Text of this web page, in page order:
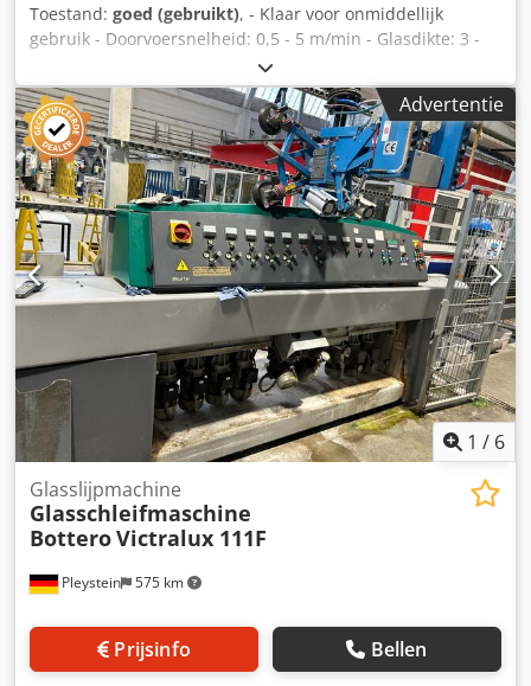
Toestand: goed (gebruikt), - Klaar voor onmiddellijk
gebruik - Doorvoersnelheid: 0,5 - 5 m/min - Glasdikte: 3 -
55 mm - Kan verstek slijpen tot 45° - 13 slijp- en
polijstschijven - Volledige documentatie beschikbaar -
Gewicht: 5700 kg - Is regelmatig onderhouden en werkt
met een waterbehandelingssysteem, - zeer schone
machine - Aangesloten belastingen: 26 kW, 400 V, 50 Hz, 6
bar Cedstqr Hpepfx Aqpsha
Advertentie
1 / 6
Pleystein 575 km
Glasslijpmachine
Glasschleifmaschine
BotteroVictralux 111F
Prijsinfo Bellen